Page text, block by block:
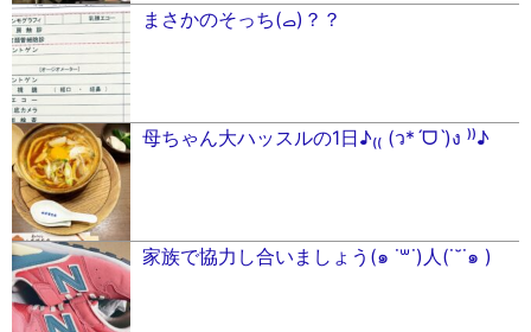
まさかのそっち(‎ࡇ‎)？？
母ちゃん大ハッスルの1日♪₍₍ (ว*ˊᗜˋ)ง ⁾⁾♪
家族で協力し合いましょう(๑ ˙꒳​˙)人(˙˘˙๑ )